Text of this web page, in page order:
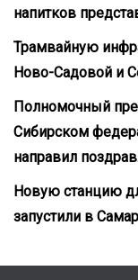
напитков
Трамвайную
Ново-Садовой и
Полномочный
Сибирском
направил
Новую станцию
запустили в